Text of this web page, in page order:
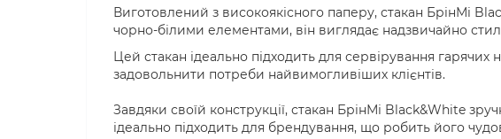
Виготовлений з високоякісного паперу, стакан БрінМі
чорно-білими елементами, він виглядає надзвичайно
Цей стакан ідеально підходить для сервірування гарячих
задовольнити потреби найвимогливіших клієнтів.
Завдяки своїй конструкції, стакан БрінМі Black&White
ідеально підходить для брендування, що робить його